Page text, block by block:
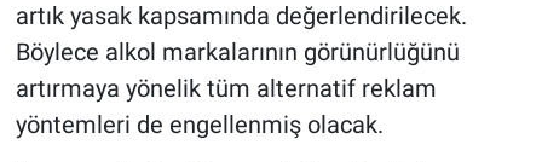
artık yasak kapsamında değerlendirilecek.
Böylece alkol markalarının görünürlüğünü
artırmaya yönelik tüm alternatif reklam
yöntemleri de engellenmiş olacak.